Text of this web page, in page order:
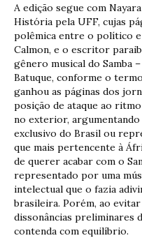
A edição segue com
História pela UFF, cujas
polêmica entre o político
Calmon, e o escritor
gênero musical do Samba
Batuque, conforme o
ganhou as páginas dos
posição de ataque ao
no exterior,
exclusivo do Brasil ou
que mais pertencente à
de querer acabar com o
representado por uma
intelectual que o fazia
brasileira. Porém, ao
dissonâncias preliminares
contenda com equilíbrio.